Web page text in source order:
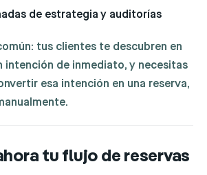
de estrategia y auditorías
tus clientes te descubren en
intención de inmediato, y necesitas
esa intención en una reserva,
tu flujo de reservas